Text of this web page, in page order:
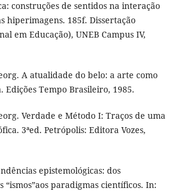
construções de sentidos na interação
hiperimagens. 185f. Dissertação
em Educação), UNEB Campus IV,
A atualidade do belo: a arte como
Edições Tempo Brasileiro, 1985.
Verdade e Método I: Traços de uma
3ªed. Petrópolis: Editora Vozes,
epistemológicas: dos
“ismos”aos paradigmas científicos. In: